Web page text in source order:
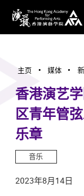
香港演艺学院
主页 媒体
香港演艺
区青年管
乐章
音乐
2023年8月14日